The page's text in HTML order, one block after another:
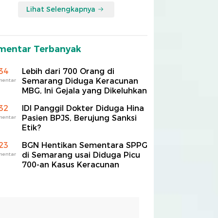
Lihat Selengkapnya
Terbanyak
Lebih dari 700 Orang di
Semarang Diduga Keracunan
MBG, Ini Gejala yang Dikeluhkan
IDI Panggil Dokter Diduga Hina
Pasien BPJS, Berujung Sanksi
Etik?
BGN Hentikan Sementara SPPG
di Semarang usai Diduga Picu
700-an Kasus Keracunan